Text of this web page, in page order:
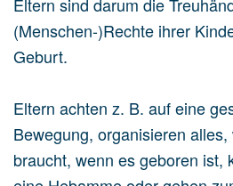
(Menschen-)Rechte ihrer
Geburt.
Eltern achten z. B. auf eine
Bewegung, organisieren
braucht, wenn es geboren ist,